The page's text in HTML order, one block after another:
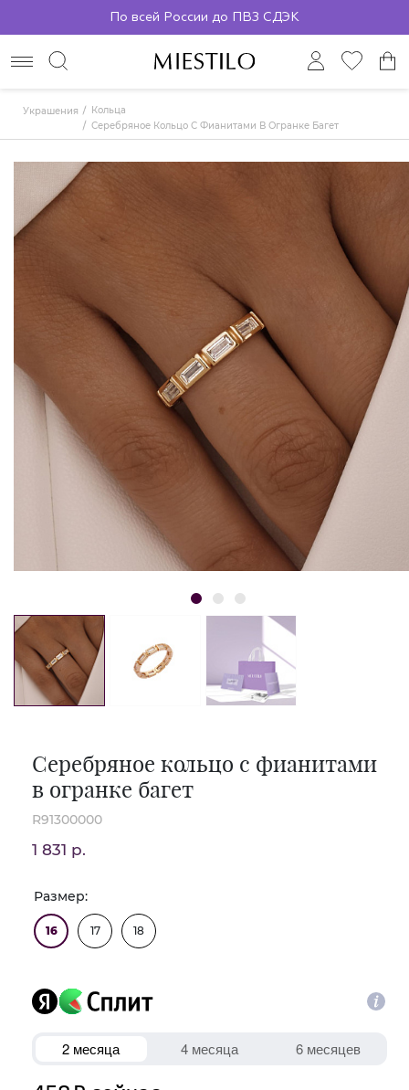
По всей России до ПВЗ СДЭК
Украшения
Кольца
Серебряное Кольцо С Фианитами В Огранке Багет
Серебряное кольцо с фианитами
в огранке багет
R91300000
1 831 р.
Размер:
16 17 18